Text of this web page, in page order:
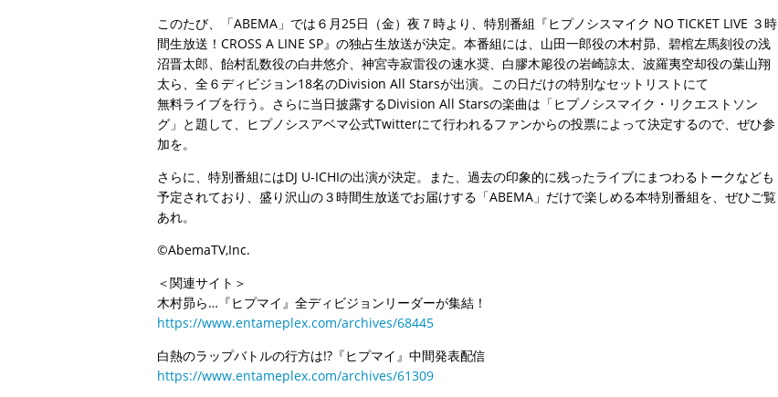
このたび、「ABEMA」では６月25日（金）夜７時より、特別番組『ヒプノシスマイク NO TICKET LIVE ３時
間生放送！CROSS A LINE SP』の独占生放送が決定。本番組には、山田一郎役の木村昴、碧棺左馬刻役の浅
沼晋太郎、飴村乱数役の白井悠介、神宮寺寂雷役の速水奨、白膠木簓役の岩崎諒太、波羅夷空却役の葉山翔
太ら、全６ディビジョン18名のDivision All Starsが出演。この日だけの特別なセットリストにて
無料ライブを行う。さらに当日披露するDivision All Starsの楽曲は「ヒプノシスマイク・リクエストソン
グ」と題して、ヒプノシスアベマ公式Twitterにて行われるファンからの投票によって決定するので、ぜひ参
加を。
さらに、特別番組にはDJ U-ICHIの出演が決定。また、過去の印象的に残ったライブにまつわるトークなども
予定されており、盛り沢山の３時間生放送でお届けする「ABEMA」だけで楽しめる本特別番組を、ぜひご覧
あれ。
©AbemaTV,Inc.
＜関連サイト＞
木村昴ら…『ヒプマイ』全ディビジョンリーダーが集結！
https://www.entameplex.com/archives/68445
白熱のラップバトルの行方は!?『ヒプマイ』中間発表配信
https://www.entameplex.com/archives/61309